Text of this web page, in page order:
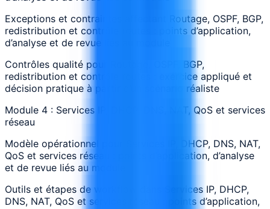
Exceptions et contraintes affectant Routage, OSPF, BGP,
redistribution et contrôle routes : points d’application,
d’analyse et de revue liés au module
Contrôles qualité pour Routage, OSPF, BGP,
redistribution et contrôle routes : exercice appliqué et
décision pratique à partir d’un scénario réaliste
Module 4 : Services IP, DHCP, DNS, NAT, QoS et services
réseau
Modèle opérationnel pour Services IP, DHCP, DNS, NAT,
QoS et services réseau : points d’application, d’analyse
et de revue liés au module
Outils et étapes de workflow dans Services IP, DHCP,
DNS, NAT, QoS et services réseau : points d’application,